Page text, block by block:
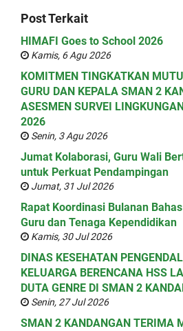
Post Terkait
HIMAFI Goes to School 2026
Kamis, 6 Agu 2026
KOMITMEN TINGKATKAN
GURU DAN KEPALA SMAN 2
ASESMEN SURVEI
2026
Senin, 3 Agu 2026
Jumat Kolaborasi, Guru Wali
untuk Perkuat Pendampingan
Jumat, 31 Jul 2026
Rapat Koordinasi Bulanan
Guru dan Tenaga Kependidikan
Kamis, 30 Jul 2026
DINAS KESEHATAN
KELUARGA BERENCANA HSS
DUTA GENRE DI SMAN 2
Senin, 27 Jul 2026
SMAN 2 KANDANGAN TERIMA